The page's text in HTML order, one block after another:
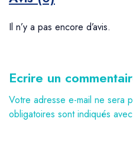
Il n’y a pas encore d’avis.
Ecrire un
Votre adresse e-mail ne sera
obligatoires sont indiqués avec